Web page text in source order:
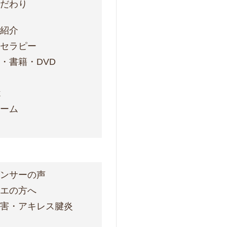
わり
介
ラピー
書籍・DVD
ム
サーの声
の方へ
・アキレス腱炎